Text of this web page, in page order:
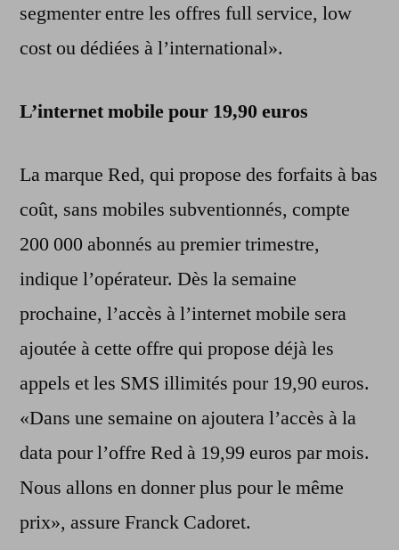
segmenter entre les offres full service, low
cost ou dédiées à l’international».
L’internet mobile pour 19,90 euros
La marque Red, qui propose des forfaits à bas
coût, sans mobiles subventionnés, compte
200 000 abonnés au premier trimestre,
indique l’opérateur. Dès la semaine
prochaine, l’accès à l’internet mobile sera
ajoutée à cette offre qui propose déjà les
appels et les SMS illimités pour 19,90 euros.
«Dans une semaine on ajoutera l’accès à la
data pour l’offre Red à 19,99 euros par mois.
Nous allons en donner plus pour le même
prix», assure Franck Cadoret.